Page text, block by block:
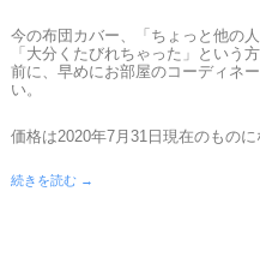
今の布団カバー、「ちょっと他の人
「大分くたびれちゃった」という
前に、早めにお部屋のコーディネ
い。
価格は2020年7月31日現在のものに
続きを読む →